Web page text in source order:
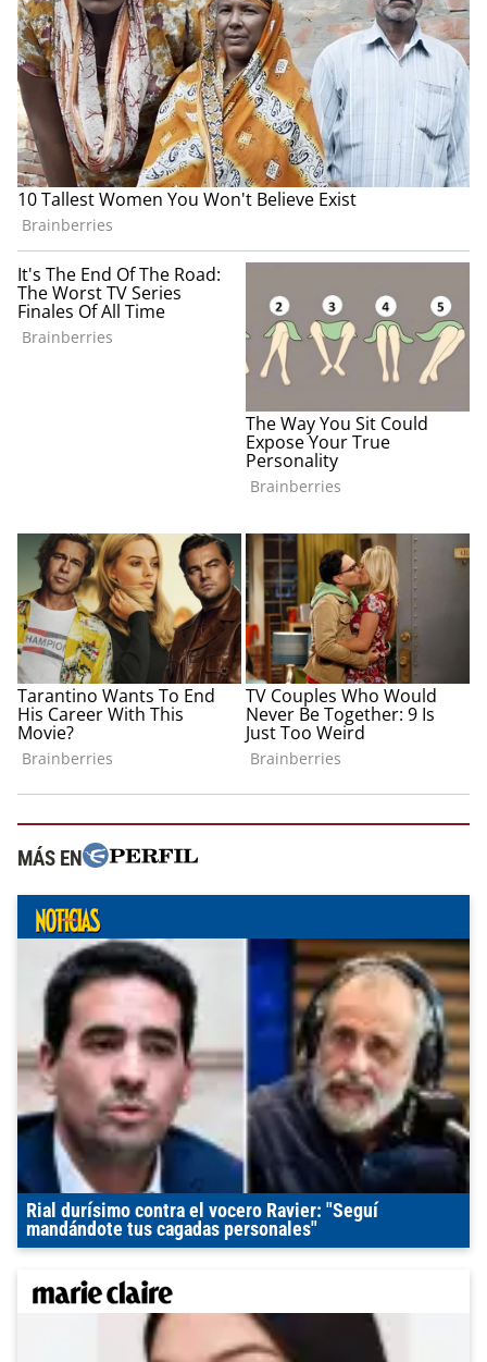
MÁS EN
Rial durísimo contra el vocero Ravier: "Seguí
mandándote tus cagadas personales"